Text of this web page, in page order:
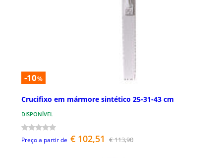
-10%
Crucifixo em mármore sintético 25-31-43 cm
DISPONÍVEL
Preço a partir de € 102,51 € 113,90